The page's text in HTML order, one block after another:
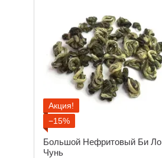
Акция!
−15%
Большой Нефритовый Би Ло
Чунь